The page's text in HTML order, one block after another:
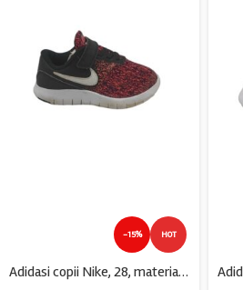
-15% HOT
Adidasi copii Nike, 28, material textil, negru roz